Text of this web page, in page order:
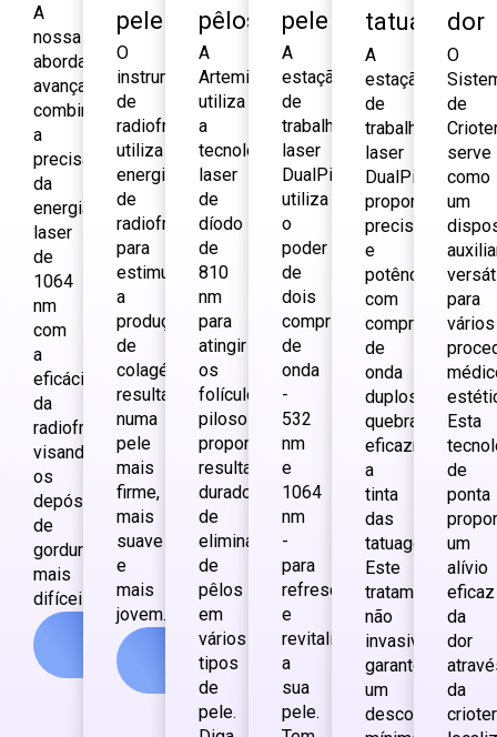
A
nossa
abordagem
avançada
combina
a
precisão
da
energia
laser
de
1064
nm
com
a
eficácia
da
radiofrequência,
visando
os
depósitos
de
gordura
mais
difíceis...
Ver
mais
pele
O
instrumento
de
radiofrequência
utiliza
energia
de
radiofrequência
para
estimular
a
produção
de
colagénio,
resultando
numa
pele
mais
firme,
mais
suave
e
mais
jovem...
Ver
mais
pêlos
A
Artemis
utiliza
a
tecnologia
laser
de
díodo
de
810
nm
para
atingir
os
folículos
pilosos,
proporcionando
resultados
duradouros
de
eliminação
de
pêlos
em
vários
tipos
de
pele.
pele
A
estação
de
trabalho
laser
DualPico
utiliza
o
poder
de
dois
comprimentos
de
onda
-
532
nm
e
1064
nm
-
para
refrescar
e
revitalizar
a
sua
pele.
tatuagens
A
estação
de
trabalho
laser
DualPico
proporciona
precisão
e
potência
com
comprimentos
de
onda
duplos,
quebrando
eficazmente
a
tinta
das
tatuagens.
Este
tratamento
não
invasivo
garante
um
desconforto
dor
O
de
serve
como
um
para
vários
Esta
de
ponta
um
alívio
eficaz
da
dor
da